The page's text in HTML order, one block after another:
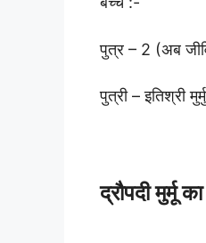
पुत्र – 2 (अब
पुत्री – इतिश्री मुर्मु
द्रौपदी